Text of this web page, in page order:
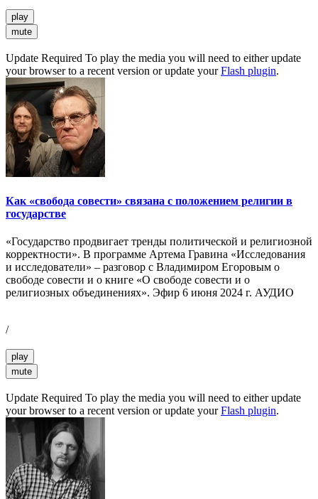
play
mute
Update Required To play the media you will need to either update
your browser to a recent version or update yourFlash plugin.
Как «свобода совести» связана с положением религии в
государстве
«Государство продвигает тренды политической и религиозной
корректности». В программе Артема Гравина «Исследования
и исследователи» – разговор с Владимиром Егоровым о
свободе совести и о книге «О свободе совести и о
религиозных объединениях». Эфир 6 июня 2024 г. АУДИО
/
play
mute
Update Required To play the media you will need to either update
your browser to a recent version or update yourFlash plugin.